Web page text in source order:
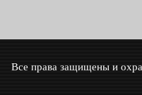
Все права защищены и